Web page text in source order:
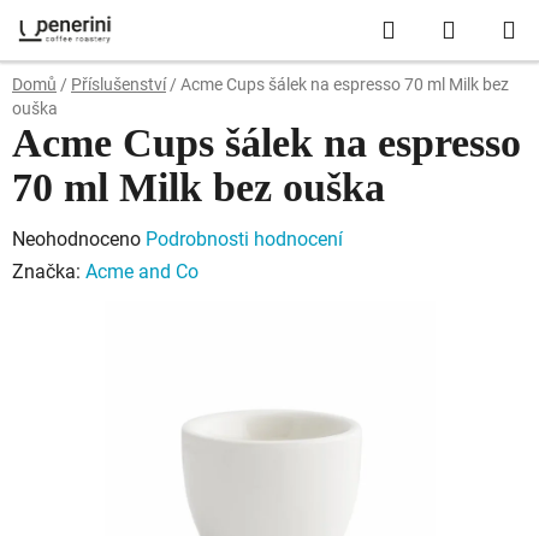
na
obsah
Hledat
KOŠÍK
Domů / Příslušenství / Acme Cups šálek na espresso 70 ml Milk bez
ouška
Acme Cups šálek na espresso
70 ml Milk bez ouška
Průměrné
hodnocení
Neohodnoceno Podrobnosti hodnocení
Značka: Acme and Co